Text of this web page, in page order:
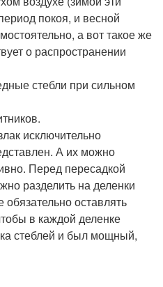
покоя, и весной
а вот такое же
о распространении
стебли при сильном
исключительно
А их можно
Перед пересадкой
разделить на деленки
оставлять
в каждой деленке
стеблей и был мощный,